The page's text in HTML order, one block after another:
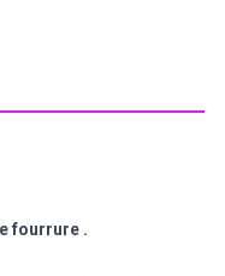
fourrure .